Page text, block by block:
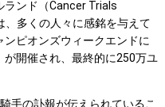
ランド（Cancer Trials
、多くの人々に感銘を与えて
ピオンズウィークエンドに
開催され、最終的に250万ユ
手の訃報が伝えられているこ